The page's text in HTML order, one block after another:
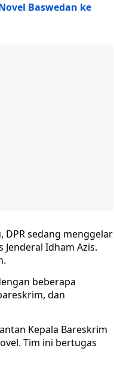
Baswedan ke
DPR sedang menggelar
Idham Azis.
beberapa
dan
Kepala Bareskrim
Tim ini bertugas